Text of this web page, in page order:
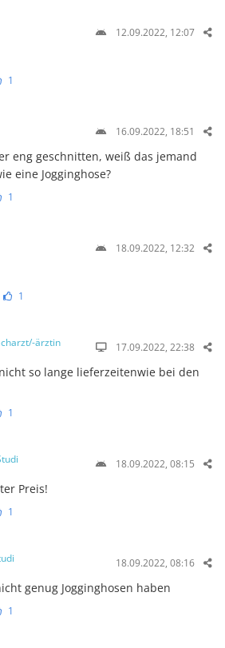
12.09.2022, 12:07
1
16.09.2022, 18:51
eng geschnitten, weiß das jemand
eine Jogginghose?
1
18.09.2022, 12:32
1
ärztin 17.09.2022, 22:38
so lange lieferzeitenwie bei den
1
18.09.2022, 08:15
Preis!
1
18.09.2022, 08:16
genug Jogginghosen haben
1